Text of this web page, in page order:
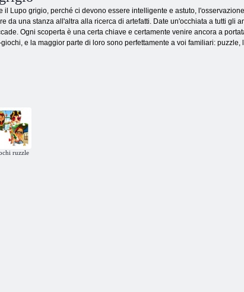
il Lupo grigio, perché ci devono essere intelligente e astuto,
da una stanza all'altra alla ricerca di artefatti. Date un'occhiata a tutti gli
Ogni scoperta è una certa chiave e certamente venire ancora a
e la maggior parte di loro sono perfettamente a voi familiari: puzzle,
ruzzle